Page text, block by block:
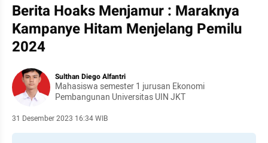
Berita Hoaks Menjamur : Maraknya
Kampanye Hitam Menjelang Pemilu
2024
Sulthan Diego Alfantri
Mahasiswa semester 1 jurusan Ekonomi
Pembangunan Universitas UIN JKT
31 Desember 2023 16:34 WIB